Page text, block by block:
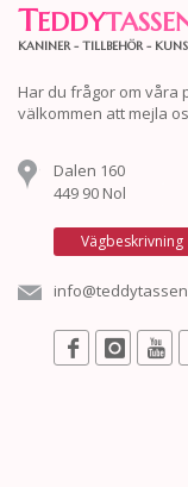
TEDDY
KANINER - TILLBEHÖR -
Har du frågor om våra
välkommen att mejla
Dalen 160
449 90 Nol
Vägbeskrivning